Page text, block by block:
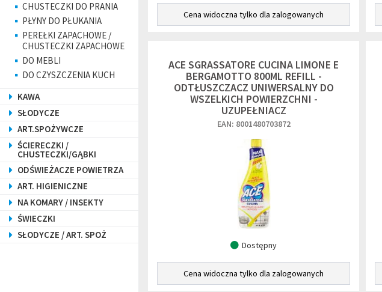
CHUSTECZKI DO PRANIA
PŁYNY DO PŁUKANIA
PEREŁKI ZAPACHOWE /
CHUSTECZKI ZAPACHOWE
DO MEBLI
DO CZYSZCZENIA KUCH
KAWA
SŁODYCZE
ART.SPOŻYWCZE
ŚCIERECZKI /
CHUSTECZKI/GĄBKI
ODŚWIEŻACZE POWIETRZA
ART. HIGIENICZNE
NA KOMARY / INSEKTY
ŚWIECZKI
SŁODYCZE / ART. SPOŻ
Cena widoczna tylko dla zalogowanych
ACE SGRASSATORE CUCINA LIMONE E
BERGAMOTTO 800ML REFILL -
ODTŁUSZCZACZ UNIWERSALNY DO
WSZELKICH POWIERZCHNI -
UZUPEŁNIACZ
EAN: 8001480703872
Dostępny
Cena widoczna tylko dla zalogowanych